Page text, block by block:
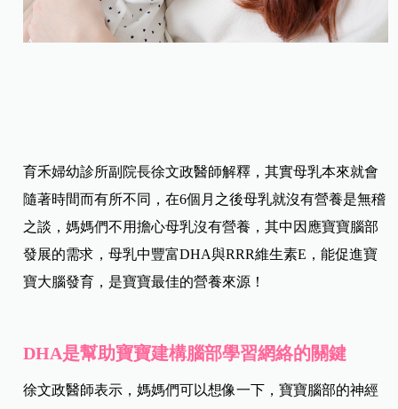
育禾婦幼診所副院長徐文政醫師解釋，其實母乳本來就會
隨著時間而有所不同，在6個月之後母乳就沒有營養是無稽
之談，媽媽們不用擔心母乳沒有營養，其中因應寶寶腦部
發展的需求，母乳中豐富DHA與RRR維生素E，能促進寶
寶大腦發育，是寶寶最佳的營養來源！
DHA是幫助寶寶建構腦部學習網絡的關鍵
徐文政醫師表示，媽媽們可以想像一下，寶寶腦部的神經